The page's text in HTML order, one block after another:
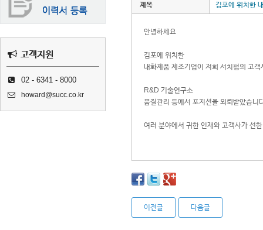
고객지원
02 - 6341 - 8000
howard@succ.co.kr
제목 김포에 위치한
안녕하세요
김포에 위치한
내화제품 제조기업이 저희 서치펌의 고객
R&D 기술연구소
품질관리 등에서 포지션을 외뢰받았습니
여러 분야에서 귀한 인재와 고객사가 선
이전글 다음글